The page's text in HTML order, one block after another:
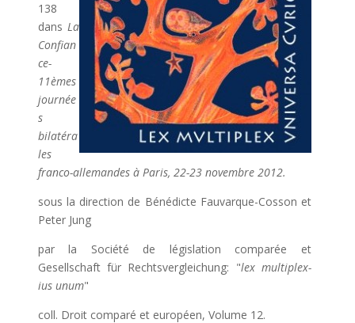
138
dansLa
Confian
ce-
11èmes
journée
s
bilatéra
les
franco-allemandes à Paris, 22-23 novembre 2012.
sous la direction de Bénédicte Fauvarque-Cosson et
Peter Jung
par la Société de législation comparée et
Gesellschaft für Rechtsvergleichung: "lex multiplex-
ius unum"
coll. Droit comparé et européen, Volume 12.